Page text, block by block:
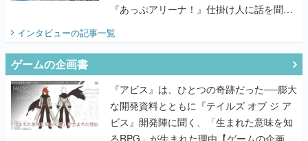
『あっぷアリーナ！』仕掛け人に話を聞い
インタビューの記事一覧
ゲームの企画書
『アビス』は、ひとつの奇跡だった──膨大
な開発資料とともに『テイルズ オブ ジ ア
ビス』開発陣に聞く、「生まれた意味を知
るRPG」が生まれた理由【ゲームの企画